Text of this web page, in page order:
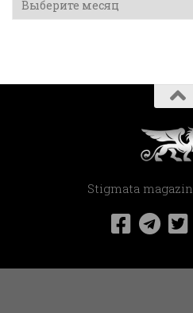
Stigmata